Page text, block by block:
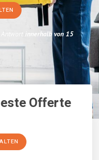
innerhalb von 15
Offerte